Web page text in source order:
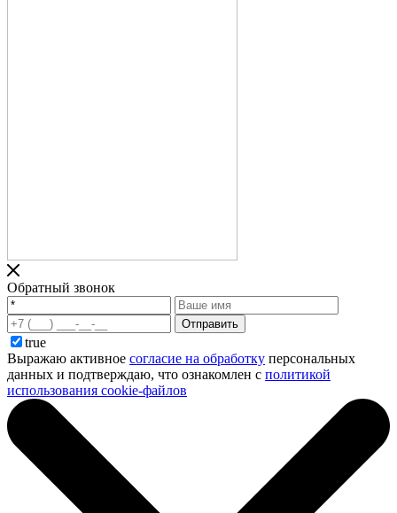
Обратный звонок
Отправить
true
Выражаю активное согласие на обработку персональных
данных и подтверждаю, что ознакомлен с политикой
использования cookie-файлов